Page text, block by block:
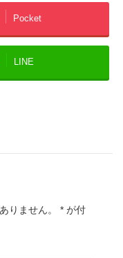
Pocket
LINE
りません。 * が付